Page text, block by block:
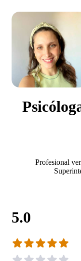
Profesional
5.0